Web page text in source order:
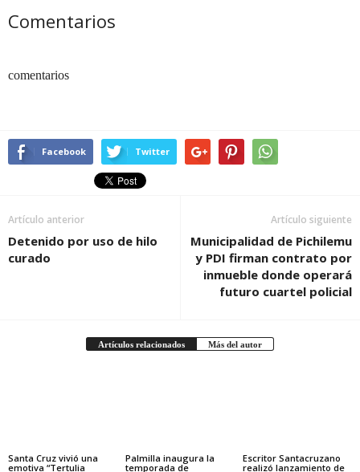
Comentarios
comentarios
Facebook Twitter
Artículo anterior
Detenido por uso de hilo
curado
Artículo siguiente
Municipalidad de Pichilemu
y PDI firman contrato por
inmueble donde operará
futuro cuartel policial
Artículos relacionados Más del autor
Santa Cruz vivió una
emotiva “Tertulia
Palmilla inaugura la
temporada de
Escritor Santacruzano
realizó lanzamiento de